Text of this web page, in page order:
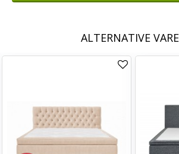
ALTERNATIVE